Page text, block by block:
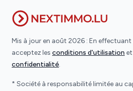
Mis à jour en août 2026 : En effectuant
acceptez les conditions d'utilisation
confidentialité.
* Société à responsabilité limitée au